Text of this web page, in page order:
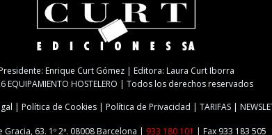
Enrique Curt Gómez | Editora: Laura Curt Iborra
EQUIPAMIENTO HOSTELERO | Todos los derechos reservados
Política de Cookies Política de Privacidad TARIFAS
Gracia, 63. 1º 2ª. 08008 Barcelona | 933 180 101 | Fax 933 183 505